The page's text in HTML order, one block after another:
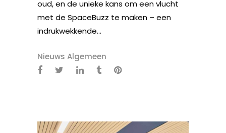
oud, en de unieke kans om een vlucht
met de SpaceBuzz te maken – een
indrukwekkende...
Nieuws Algemeen